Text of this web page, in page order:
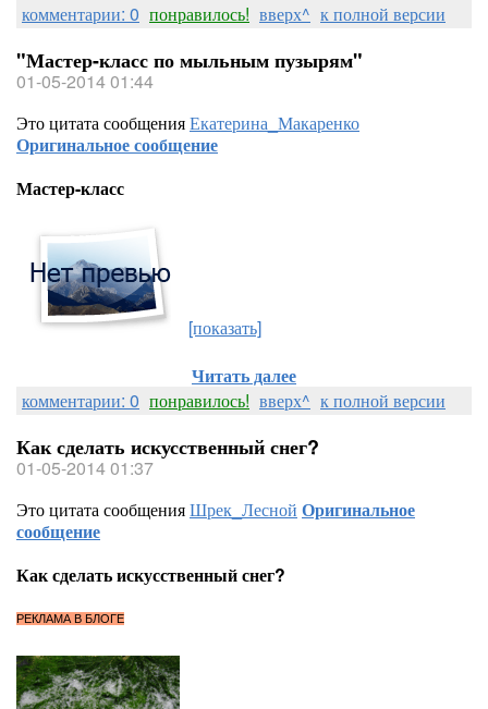
комментарии: 0 понравилось! вверх^ к полной версии
"Мастер-класс по мыльным пузырям"
01-05-2014 01:44
Это цитата сообщенияЕкатерина_Макаренко
Оригинальное сообщение
Мастер-класс
[показать]
Читать далее
комментарии: 0 понравилось! вверх^ к полной версии
Как сделать искусственный снег?
01-05-2014 01:37
Это цитата сообщенияШрек_Лесной Оригинальное
сообщение
Как сделать искусственный снег?
РЕКЛАМА В БЛОГЕ